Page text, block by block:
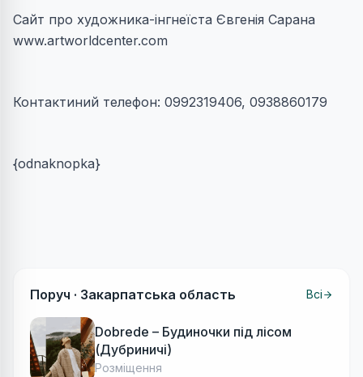
Сайт про художника-інгнеїста Євгенія Сарана
www.artworldcenter.com
Контактиний телефон: 0992319406, 0938860179
{odnaknopka}
Поруч · Закарпатська область Всі
Dobrede – Будиночки під лісом
(Дубриничі)
Розміщення